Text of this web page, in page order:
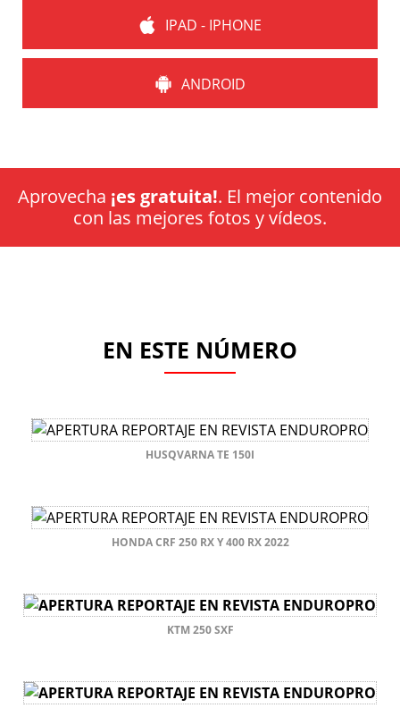
IPAD - IPHONE
ANDROID
Aprovecha ¡es gratuita!. El mejor contenido
con las mejores fotos y vídeos.
EN ESTE NÚMERO
HUSQVARNA TE 150I
HONDA CRF 250 RX Y 400 RX 2022
KTM 250 SXF